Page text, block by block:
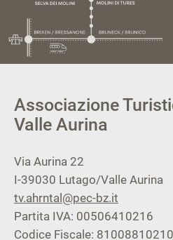
Associazione
Valle Aurina
Via Aurina 22
I-39030 Lutago/Valle Aurina
tv.ahrntal@pec-bz.it
Partita IVA: 00506410216
Codice Fiscale: 81008810210